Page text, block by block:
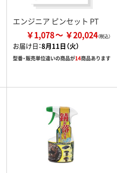
エンジニア ピンセット PT
￥1,078 ￥20,024
お届け日：8月11日（火）
型番・販売単位違いの商品が14商品あります